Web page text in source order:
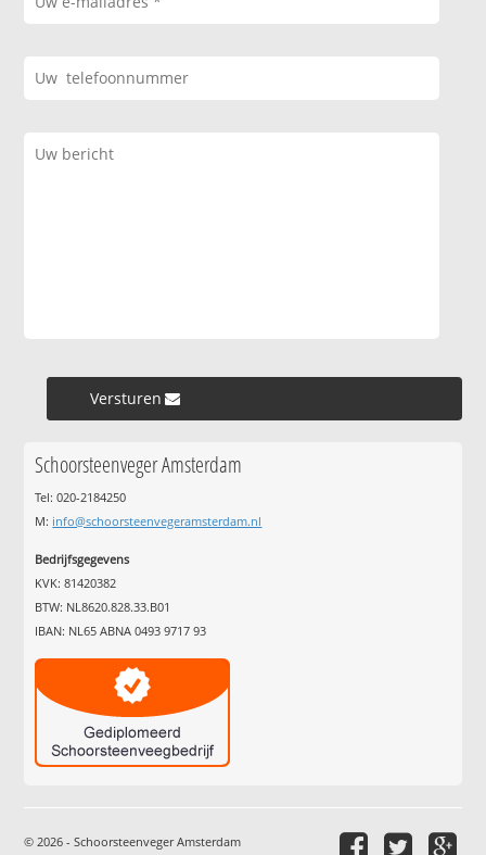
Versturen »
Schoorsteenveger Amsterdam
Tel: 020-2184250
M: info@schoorsteenvegeramsterdam.nl
Bedrijfsgegevens
KVK: 81420382
BTW: NL8620.828.33.B01
IBAN: NL65 ABNA 0493 9717 93
© 2026 - Schoorsteenveger Amsterdam